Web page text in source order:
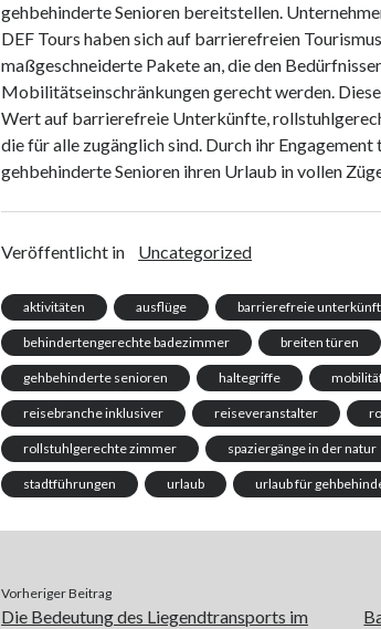
gehbehinderte Senioren bereitstellen.
DEF Tours haben sich auf barrierefreien
maßgeschneiderte Pakete an, die den
Mobilitätseinschränkungen gerecht werden.
Wert auf barrierefreie Unterkünfte,
die für alle zugänglich sind. Durch ihr Engagement
gehbehinderte Senioren ihren Urlaub in vollen
Veröffentlicht in Uncategorized
aktivitäten ausflüge barrierefreie
behindertengerechte badezimmer breiten türen
gehbehinderte senioren haltegriffe
reisebranche inklusiver reiseveranstalter
rollstuhlgerechte zimmer spaziergänge in der natur
stadtführungen urlaub urlaub für
Vorheriger Beitrag
Die Bedeutung des Liegendtransports im